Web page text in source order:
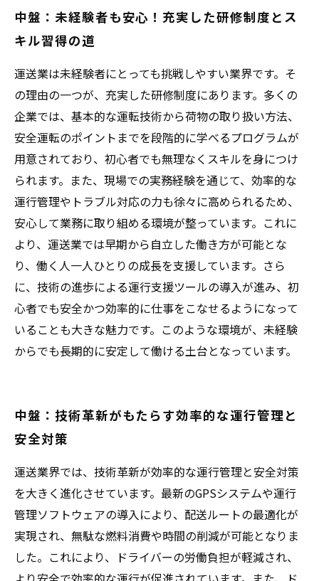
中盤：未経験者も安心！充実した研修制度とス
キル習得の道
運送業は未経験者にとっても挑戦しやすい業界です。そ
の理由の一つが、充実した研修制度にあります。多くの
企業では、基本的な運転技術から荷物の取り扱い方法、
安全運転のポイントまでを段階的に学べるプログラムが
用意されており、初心者でも無理なくスキルを身につけ
られます。また、現場での実務経験を通じて、効率的な
運行管理やトラブル対応の力も徐々に高められるため、
安心して業務に取り組める環境が整っています。これに
より、運送業では早期から自立した働き方が可能とな
り、働く人一人ひとりの成長を支援しています。さら
に、技術の進歩による運行支援ツールの導入が進み、初
心者でも安全かつ効率的に仕事をこなせるようになって
いることも大きな魅力です。このような環境が、未経験
からでも長期的に安定して働ける土台となっています。
中盤：技術革新がもたらす効率的な運行管理と
安全対策
運送業界では、技術革新が効率的な運行管理と安全対策
を大きく進化させています。最新のGPSシステムや運行
管理ソフトウェアの導入により、配送ルートの最適化が
実現され、無駄な燃料消費や時間の削減が可能となりま
した。これにより、ドライバーの労働負担が軽減され、